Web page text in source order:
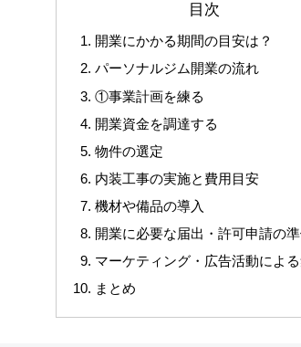
目次
開業にかかる期間の目安は？
パーソナルジム開業の流れ
①事業計画を練る
開業資金を調達する
物件の選定
内装工事の実施と費用目安
機材や備品の導入
開業に必要な届出・許可申請の
マーケティング・広告活動によ
まとめ